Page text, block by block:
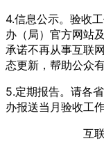
4.信息公示。验收
办（局）官方网站
承诺不再从事互联
态更新，帮助公众
5.定期报告。请各
办报送当月验收工
互